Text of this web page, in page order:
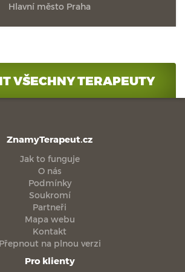
Hlavní město Praha
VŠECHNY TERAPEUTY
ZnamyTerapeut.cz
Jak to funguje
O nás
Podmínky
Soukromí
Partneři
Mapa webu
Kontakt
Přepnout na plnou verzi
Pro klienty